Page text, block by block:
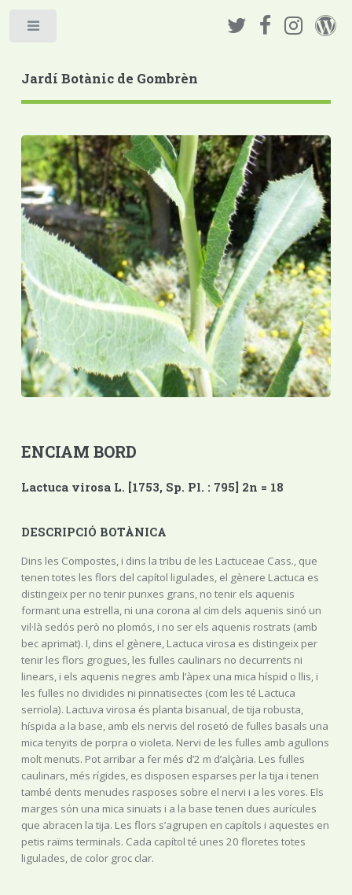
Jardí Botànic de Gombrèn
ENCIAM BORD
Lactuca virosa L. [1753, Sp. Pl. : 795] 2n = 18
DESCRIPCIÓ BOTÀNICA
Dins les Compostes, i dins la tribu de les Lactuceae Cass., que
tenen totes les flors del capítol ligulades, el gènere Lactuca es
distingeix per no tenir punxes grans, no tenir els aquenis
formant una estrella, ni una corona al cim dels aquenis sinó un
vil·là sedós però no plomós, i no ser els aquenis rostrats (amb
bec aprimat). I, dins el gènere, Lactuca virosa es distingeix per
tenir les flors grogues, les fulles caulinars no decurrents ni
linears, i els aquenis negres amb l’àpex una mica híspid o llis, i
les fulles no dividides ni pinnatisectes (com les té Lactuca
serriola). Lactuva virosa és planta bisanual, de tija robusta,
híspida a la base, amb els nervis del rosetó de fulles basals una
mica tenyits de porpra o violeta. Nervi de les fulles amb agullons
molt menuts. Pot arribar a fer més d’2 m d’alçària. Les fulles
caulinars, més rígides, es disposen esparses per la tija i tenen
també dents menudes rasposes sobre el nervi i a les vores. Els
marges són una mica sinuats i a la base tenen dues aurícules
que abracen la tija. Les flors s’agrupen en capítols i aquestes en
petis raïms terminals. Cada capítol té unes 20 floretes totes
ligulades, de color groc clar.